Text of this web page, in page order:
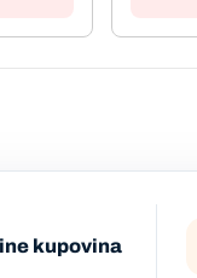
kupovina